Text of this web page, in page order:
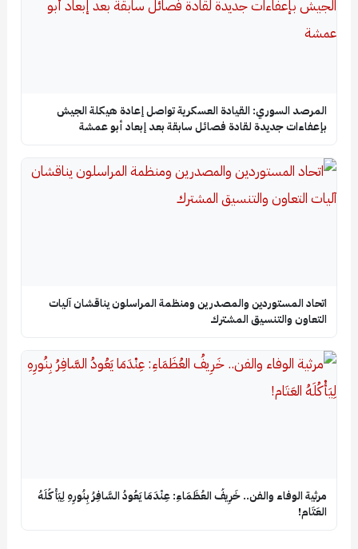
المرصد السوري: القيادة العسكرية تواصل إعادة هيكلة الجيش
بإعفاءات جديدة لقادة فصائل سابقة بعد إبعاد أبو عمشة
اتحاد المستوردين والمصدرين ومنظمة المراسلون يناقشان آليات
التعاون والتنسيق المشترك
​مرثية الوفاء والفن.. خَرِيفُ العُظَمَاءِ: عِنْدَمَا يَعُودُ السَّافِرُ بِنُورِهِ لِيَأْكُلَهُ
العَتَام!